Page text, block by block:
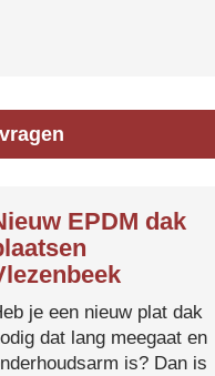
EPDM dak
je een nieuw plat dak
dat lang meegaat en
is? Dan is